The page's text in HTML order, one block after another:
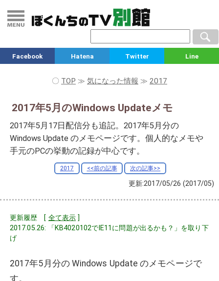
Facebook Hatena Twitter Line
〇 TOP ≫ 気になった情報 ≫ 2017
2017年5月のWindows Updateメモ
2017年5月17日配信分も追記。2017年5月分の
Windows Update のメモページです。個人的なメモや
手元のPCの挙動の記録が中心です。
2017 <<前の記事 次の記事>>
更新:2017/05/26 (2017/05)
更新履歴 [ 全て表示]
2017.05.26: 「KB4020102でIE11に問題が出るかも？」を取り下
げ
2017年5月分の Windows Update のメモページで
す。